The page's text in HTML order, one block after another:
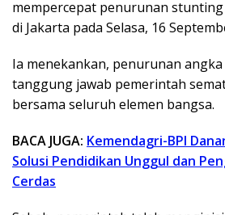
mempercepat penurunan
di Jakarta pada Selasa, 16
Ia menekankan, penurunan
tanggung jawab pemerintah
bersama seluruh elemen bangsa.
BACA JUGA: Kemendagri-BPI
Solusi Pendidikan Unggul dan
Cerdas